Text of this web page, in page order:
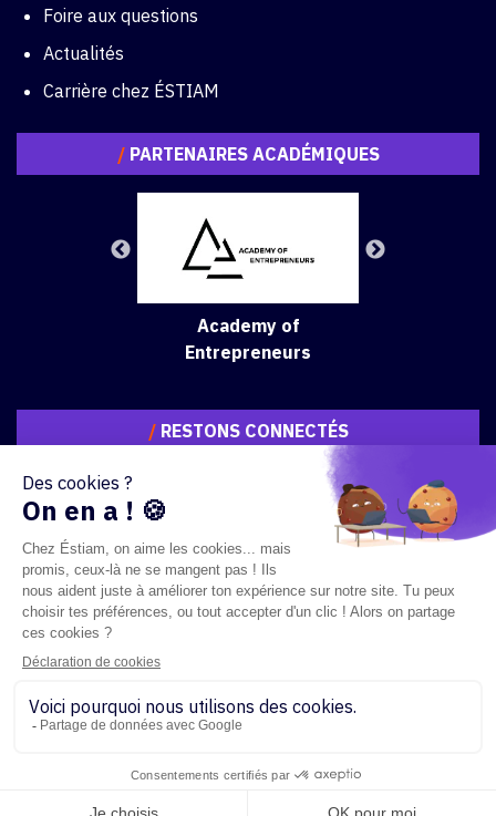
Foire aux questions
Actualités
Carrière chez ÉSTIAM
/PARTENAIRES ACADÉMIQUES
Academy of
Entrepreneurs
/RESTONS CONNECTÉS
Mentions légales Sitemap